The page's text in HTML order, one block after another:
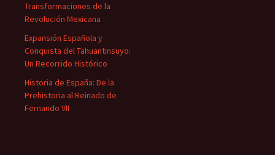
Transformaciones de la
Revolución Mexicana
Expansión Española y
Conquista del Tahuantinsuyo:
Un Recorrido Histórico
Historia de España: De la
Prehistoria al Reinado de
Fernando VII